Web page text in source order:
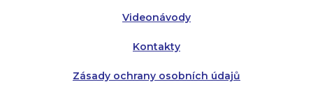
Videonávody
Kontakty
Zásady ochrany osobních údajů